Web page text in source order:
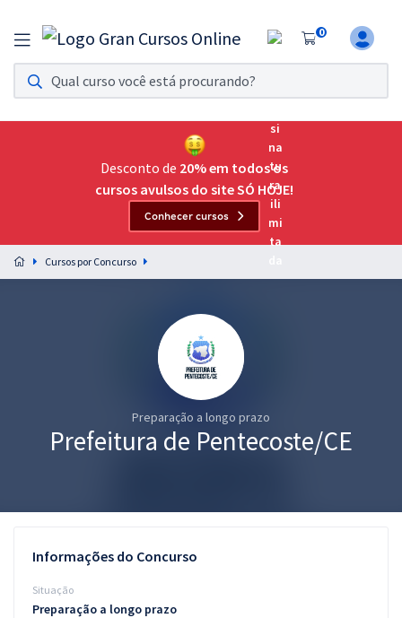
0
Assinatura Ilimitada 11
Acesso a todos os cursos. Teste grátis por 7 dias!
Assinatura OAB Até Passar
Acesso ilimitado a toda preparação para o Exame da
Preparação completa e intensiva para as principais
residências em saúde do Brasil
Graduação
Questões grátis
Desconto de 20% em todos os
cursos avulsos do site SÓ HOJE!
Conhecer cursos
Cursos por Concurso
Preparação a longo prazo
Prefeitura de Pentecoste/CE
Informações do Concurso
Situação
Preparação a longo prazo